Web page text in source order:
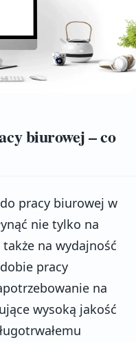
biurowej – co
pracy biurowej w
nie tylko na
na wydajność
pracy
na
wysoką jakość